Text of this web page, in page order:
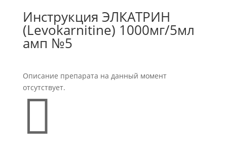
Инструкция ЭЛКАТРИН
(Levokarnitine) 1000мг/5мл
амп №5
Описание препарата на данный момент
отсутствует.
